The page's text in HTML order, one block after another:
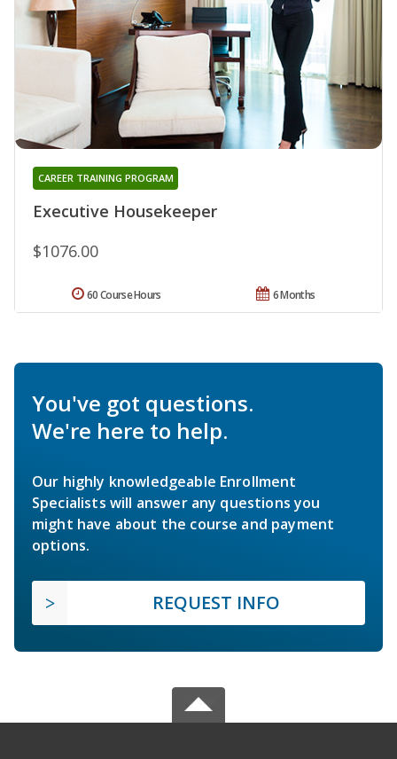
Executive Housekeeper
CAREER TRAINING PROGRAM
$1076.00
6 Months
60 Course Hours
You've got questions.
We're here to help.
Our highly knowledgeable Enrollment
Specialists will answer any questions you
might have about the course and payment
options.
REQUEST INFO